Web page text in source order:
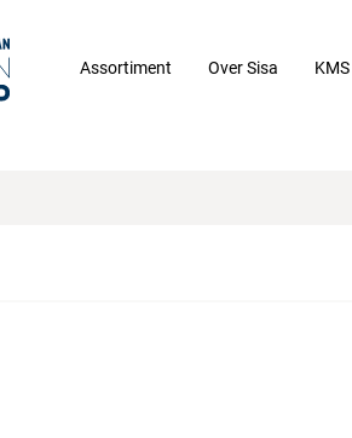
Assortiment Over Sisa KMS